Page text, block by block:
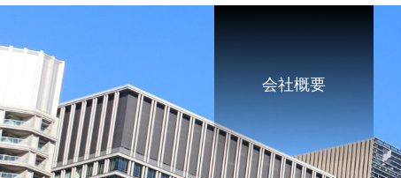
会社概要